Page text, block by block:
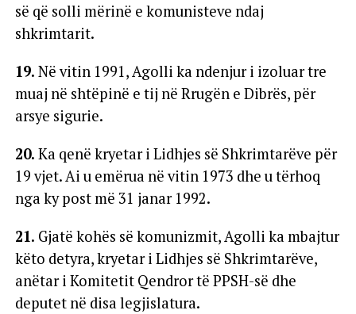
së që solli mërinë e komunisteve ndaj
shkrimtarit.
19. Në vitin 1991, Agolli ka ndenjur i izoluar tre
muaj në shtëpinë e tij në Rrugën e Dibrës, për
arsye sigurie.
20. Ka qenë kryetar i Lidhjes së Shkrimtarëve për
19 vjet. Ai u emërua në vitin 1973 dhe u tërhoq
nga ky post më 31 janar 1992.
21. Gjatë kohës së komunizmit, Agolli ka mbajtur
këto detyra, kryetar i Lidhjes së Shkrimtarëve,
anëtar i Komitetit Qendror të PPSH-së dhe
deputet në disa legjislatura.